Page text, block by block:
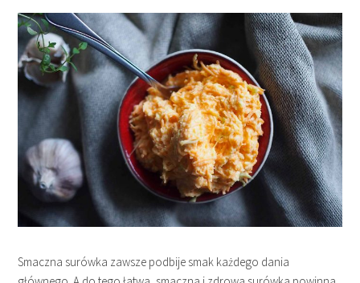
Smaczna surówka zawsze podbije smak każdego dania